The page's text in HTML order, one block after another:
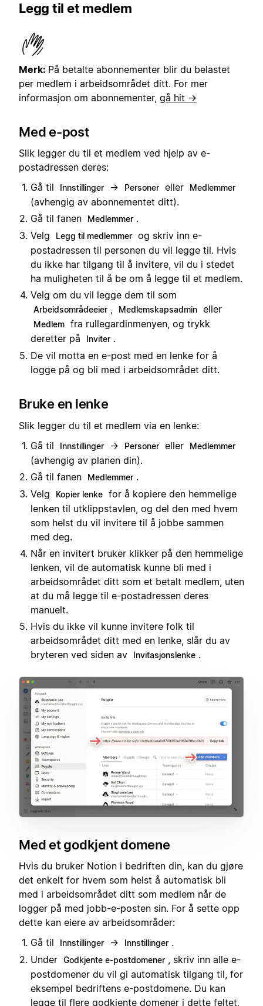
Legg til et medlem
Merk: På betalte abonnementer blir du belastet
per medlem i arbeidsområdet ditt. For mer
informasjon om abonnementer, gå hit →
Med e-post
Slik legger du til et medlem ved hjelp av e-
postadressen deres:
Gå til
Innstillinger → Personer eller Medlemmer
(avhengig av abonnementet ditt).
Gå til fanen
Medlemmer .
Velg
Legg til medlemmer og skriv inn e-
postadressen til personen du vil legge til. Hvis
du ikke har tilgang til å invitere, vil du i stedet
ha muligheten til å be om å legge til et medlem.
Velg om du vil legge dem til som
Arbeidsområdeeier , Medlemskapsadmin eller
Medlem fra rullegardinmenyen, og trykk
deretter på
Inviter .
De vil motta en e-post med en lenke for å
logge på og bli med i arbeidsområdet ditt.
Bruke en lenke
Slik legger du til et medlem via en lenke:
Gå til
Innstillinger → Personer eller Medlemmer
(avhengig av planen din).
Gå til fanen
Medlemmer .
Velg
Kopier lenke for å kopiere den hemmelige
lenken til utklippstavlen, og del den med hvem
som helst du vil invitere til å jobbe sammen
med deg.
Når en invitert bruker klikker på den hemmelige
lenken, vil de automatisk kunne bli med i
arbeidsområdet ditt som et betalt medlem, uten
at du må legge til e-postadressen deres
manuelt.
Hvis du ikke vil kunne invitere folk til
arbeidsområdet ditt med en lenke, slår du av
bryteren ved siden av
Invitasjonslenke .
Med et godkjent domene
Hvis du bruker Notion i bedriften din, kan du gjøre
det enkelt for hvem som helst å automatisk bli
med i arbeidsområdet ditt som medlem når de
logger på med jobb-e-posten sin. For å sette opp
dette kan eiere av arbeidsområder:
Gå til
Innstillinger → Innstillinger .
Under Godkjente e-postdomener , skriv inn alle e-
postdomener du vil gi automatisk tilgang til, for
eksempel bedriftens e-postdomene. Du kan
legge til flere godkjente domener i dette feltet,